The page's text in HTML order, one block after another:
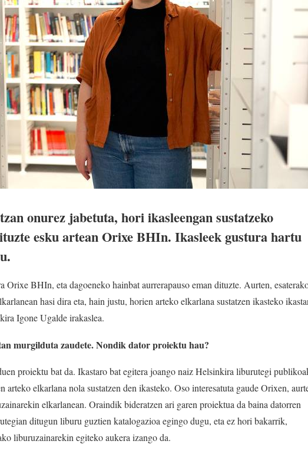
onurez jabetuta, hori ikasleengan sustatzeko
esku artean Orixe BHIn. Ikasleek gustura hartu
Orixe BHIn, eta dagoeneko hainbat aurrerapauso eman dituzte. Aurten,
hasi dira eta, hain justu, horien arteko elkarlana sustatzen ikasteko
Igone Ugalde irakaslea.
murgilduta zaudete. Nondik dator proiektu hau?
proiektu bat da. Ikastaro bat egitera joango naiz Helsinkira liburutegi
arteko elkarlana nola sustatzen den ikasteko. Oso interesatuta gaude Orixen,
elkarlanean. Oraindik bideratzen ari garen proiektua da baina datorren
ditugun liburu guztien katalogazioa egingo dugu, eta ez hori bakarrik,
liburuzainarekin egiteko aukera izango da.